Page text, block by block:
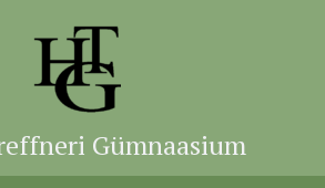
Gümnaasium